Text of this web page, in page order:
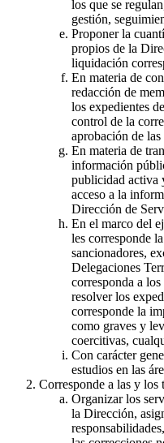
los que se
gestión,
Proponer la
propios de la
liquidación
En materia de
redacción de
los expedientes
control de la
aprobación de
En materia de
información
publicidad activa
acceso a la
Dirección de
En el marco del
les corresponde
sancionadores,
Delegaciones
corresponda a
resolver los
corresponde la
como graves y
coercitivas,
Con carácter
estudios en las
Corresponde a las y los
Organizar los
la Dirección,